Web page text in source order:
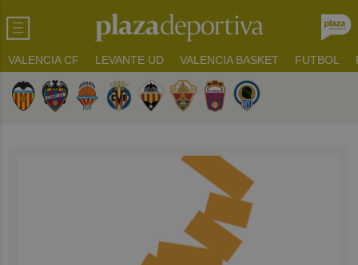
VALENCIA CF LEVANTE UD VALENCIA BASKET FUTBOL